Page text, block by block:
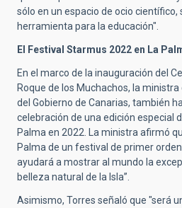
sólo en un espacio de ocio científico,
herramienta para la educación".
El Festival Starmus 2022 en La
En el marco de la inauguración del
Roque de los Muchachos, la
del Gobierno de Canarias, también
celebración de una edición especial
Palma en 2022. La ministra afirmó
Palma de un festival de primer
ayudará a mostrar al mundo la
belleza natural de la Isla”.
Asimismo, Torres señaló que "será